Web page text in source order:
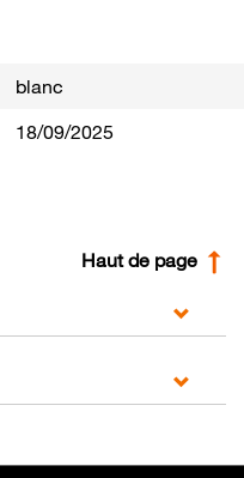
blanc
18/09/2025
Haut de page